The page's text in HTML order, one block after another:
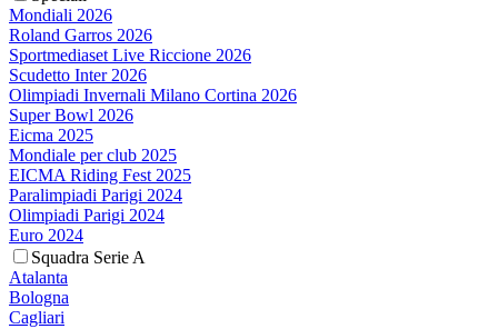
Mondiali 2026
Roland Garros 2026
Sportmediaset Live Riccione 2026
Scudetto Inter 2026
Olimpiadi Invernali Milano Cortina 2026
Super Bowl 2026
Eicma 2025
Mondiale per club 2025
EICMA Riding Fest 2025
Paralimpiadi Parigi 2024
Olimpiadi Parigi 2024
Euro 2024
Squadra Serie A
Atalanta
Bologna
Cagliari